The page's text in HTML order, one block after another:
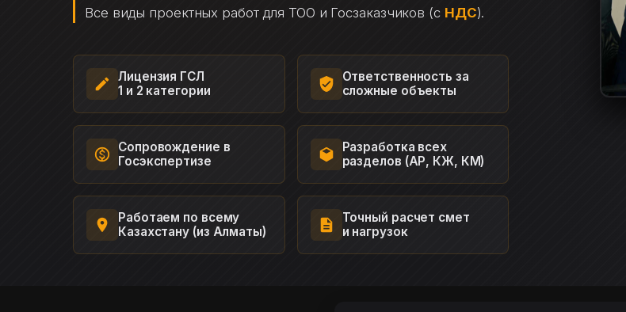
Все виды проектных работ для ТОО и Госзаказчиков (с НДС).
Лицензия ГСЛ
1 и 2 категории
Ответственность за
сложные объекты
Сопровождение в
Госэкспертизе
Разработка всех
разделов (АР, КЖ, КМ)
Работаем по всему
Казахстану (из Алматы)
Точный расчет смет
и нагрузок